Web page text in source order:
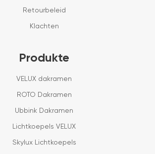
Retourbeleid
Klachten
Produkte
VELUX dakramen
ROTO Dakramen
Ubbink Dakramen
Lichtkoepels VELUX
Skylux Lichtkoepels